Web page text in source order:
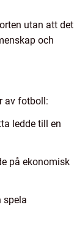
utan att det
och
av fotboll:
ledde till en
på ekonomisk
spela